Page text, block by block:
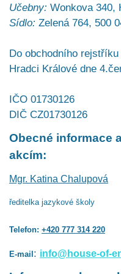
Učebny: Wonkova 340,
Sídlo: Zelená 764, 500
Do obchodního
Hradci Králové dne
IČO 01730126
DIČ CZ01730126
Obecné informace
akcím:
Mgr. Katina Chalupová
ředitelka jazykové školy
Telefon: +420 777 314 220
E-mail : info@house-of-